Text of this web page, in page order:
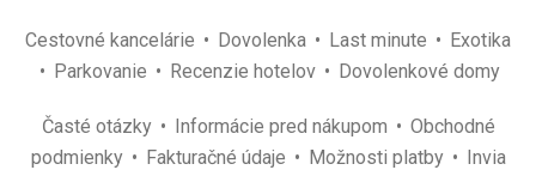
Cestovné kancelárie Dovolenka Last minute
Exotika
Parkovanie
Recenzie hotelov Dovolenkové domy
Časté otázky Informácie pred nákupom
Obchodné
podmienky
Fakturačné údaje Možnosti platby
Invia